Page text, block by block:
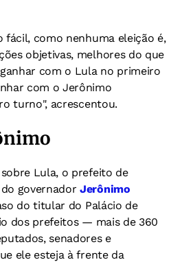
fácil, como nenhuma eleição é,
objetivas, melhores do que
com o Lula no primeiro
com o Jerônimo
turno", acrescentou.
Lula, o prefeito de
do governadorJerônimo
do titular do Palácio de
dos prefeitos — mais de 360
senadores e
ele esteja à frente da